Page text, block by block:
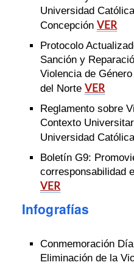
Universidad
ConcepciónVER
Protocolo
Sanción y
Violencia de
del NorteVER
Reglamento sobre
Contexto
Universidad
Boletín G9:
corresponsabilidad
VER
Infografías
Conmemoración
Eliminación de la